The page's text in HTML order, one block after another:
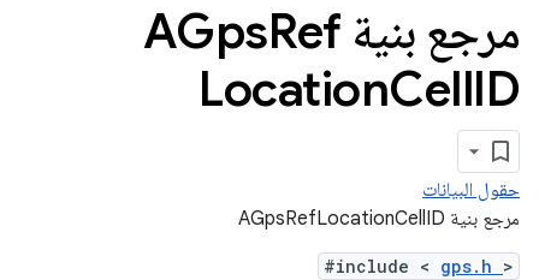
مرجع بنية AGps Ref
LocationCellID
حقول البيانات
مرجع بنية AGpsRefLocationCellID
#include < gps.h >